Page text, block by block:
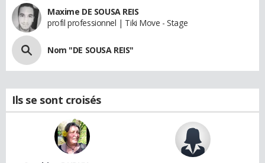
Maxime DE SOUSA REIS
profil professionnel | Tiki Move - Stage
Nom "DE SOUSA REIS"
Ils se sont croisés